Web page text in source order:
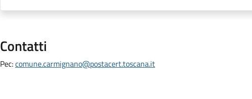
Contatti
Pec:comune.carmignano@postacert.toscana.it